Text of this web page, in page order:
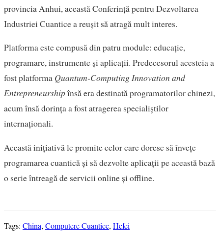
provincia Anhui, această Conferință pentru Dezvoltarea
Industriei Cuantice a reușit să atragă mult interes.
Platforma este compusă din patru module: educație,
programare, instrumente și aplicații. Predecesorul acesteia a
fost platforma Quantum-Computing Innovation and
Entrepreneurshipînsă era destinată programatorilor chinezi,
acum însă dorința a fost atragerea specialiștilor
internaționali.
Această inițiativă le promite celor care doresc să învețe
programarea cuantică și să dezvolte aplicații pe această bază
o serie întreagă de servicii online și offline.
Tags: China, Computere Cuantice, Hefei